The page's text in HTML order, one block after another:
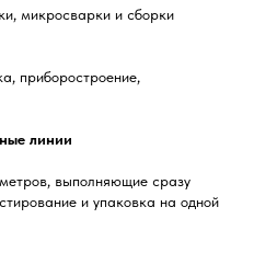
микросварки и сборки
приборостроение,
линии
выполняющие сразу
и упаковка на одной